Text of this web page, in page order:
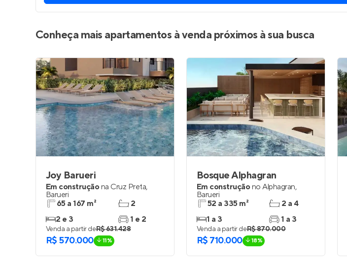
Conheça mais apartamentos à venda próximos à sua busca
Joy Barueri
Em construçãona Cruz Preta,
Barueri
65 a 167 m²
2 e 3
2
1 e 2
Venda a partir deR$ 631.428
R$ 570.000 11%
Bosque Alphagran
Em construçãono Alphagran,
Barueri
52 a 335 m²
1 a 3
2 a 4
1 a 3
Venda a partir deR$ 870.000
R$ 710.000 18%